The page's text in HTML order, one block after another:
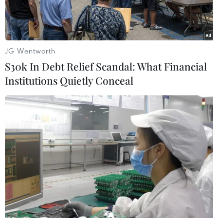
Hoa anh đào là hình ảnh đặc trưng của mùa Xuân
tại Nhật Bản, nhưng thời tiết bất thường trong năm
ngoái đã khiến chúng bất ngờ xuất hiện vào mùa
Thu.
Hoa anh đào khoe sắc tại Washington D.C., Mỹ. (Ảnh:
THX/TTXVN)
JG Wentworth
$30k In Debt Relief Scandal: What Financial
Institutions Quietly Conceal